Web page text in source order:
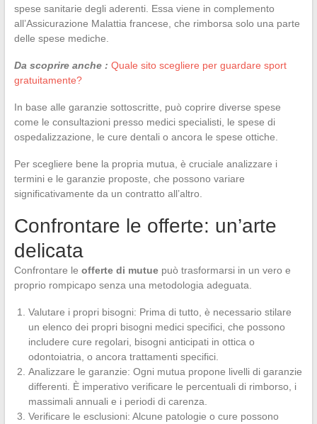
spese sanitarie degli aderenti. Essa viene in complemento
all’Assicurazione Malattia francese, che rimborsa solo una parte
delle spese mediche.
Da scoprire anche : Quale sito scegliere per guardare sport
gratuitamente?
In base alle garanzie sottoscritte, può coprire diverse spese
come le consultazioni presso medici specialisti, le spese di
ospedalizzazione, le cure dentali o ancora le spese ottiche.
Per scegliere bene la propria mutua, è cruciale analizzare i
termini e le garanzie proposte, che possono variare
significativamente da un contratto all’altro.
Confrontare le offerte: un’arte
delicata
Confrontare le offerte di mutuepuò trasformarsi in un vero e
proprio rompicapo senza una metodologia adeguata.
Valutare i propri bisogni: Prima di tutto, è necessario stilare
un elenco dei propri bisogni medici specifici, che possono
includere cure regolari, bisogni anticipati in ottica o
odontoiatria, o ancora trattamenti specifici.
Analizzare le garanzie: Ogni mutua propone livelli di garanzie
differenti. È imperativo verificare le percentuali di rimborso, i
massimali annuali e i periodi di carenza.
Verificare le esclusioni: Alcune patologie o cure possono